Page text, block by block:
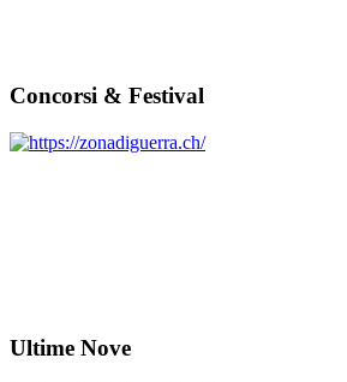
Concorsi & Festival
Ultime Nove